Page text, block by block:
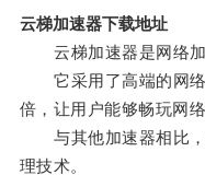
云梯加速器下载地址
云梯加速器是网络加
它采用了高端的网络
倍，让用户能够畅玩网
与其他加速器相比，
理技术。